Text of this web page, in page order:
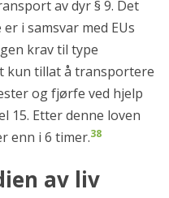
av dyr § 9. Det
i samsvar med EUs
krav til type
kun tillat å transportere
og fjørfe ved hjelp
15. Etter denne loven
enn i 6 timer.38
av liv